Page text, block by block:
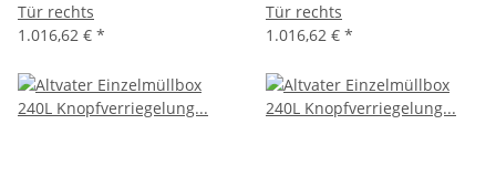
Tür rechts
1.016,62 € *
Tür rechts
1.016,62 € *